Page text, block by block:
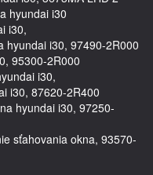
hyundai i30
i30,
hyundai i30, 97490-2R000
95300-2R000
i30,
i30, 87620-2R400
hyundai i30, 97250-
sťahovania okna, 93570-